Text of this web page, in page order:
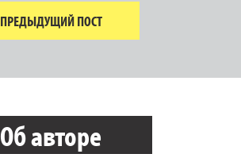
ПРЕДЫДУЩИЙ ПОСТ
Об авторе